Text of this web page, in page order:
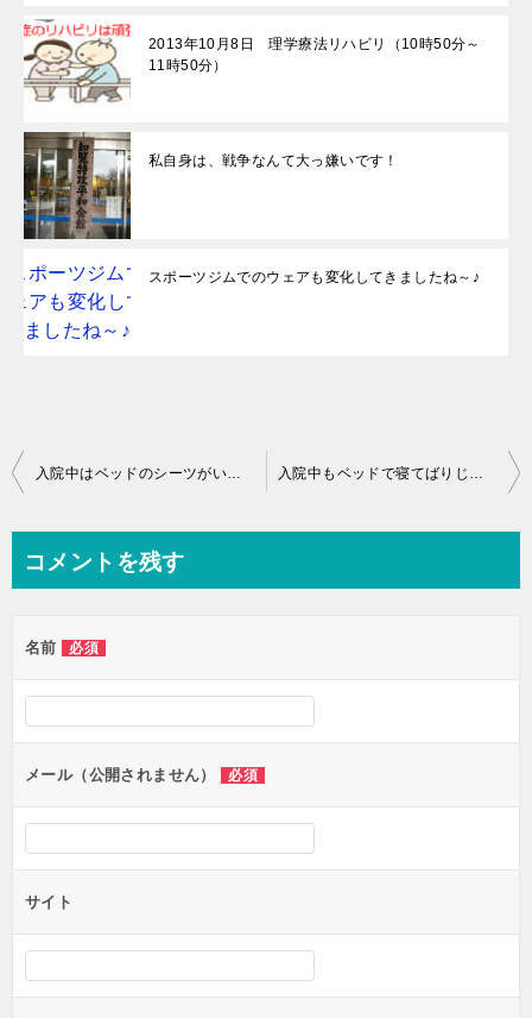
2013年10月8日 理学療法リハビリ（10時50分～
11時50分）
私自身は、戦争なんて大っ嫌いです！
スポーツジムでのウェアも変化してきましたね～♪
投
ビ
ー
シ
ン
入院中はベッドのシーツがいつも乱れてたな～♪ 入院中もベッドで寝てばりじゃダメだよね♪
コメントを残す
名前 必須
メール（公開されません） 必須
サイト